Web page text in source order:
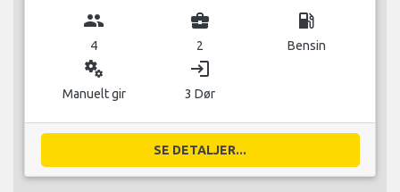
group
4
business_center
2
local_gas_station
Bensin
miscellaneous_services
Manuelt gir
login
3 Dør
SE DETALJER...